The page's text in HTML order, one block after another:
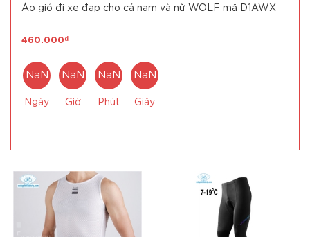
Áo gió đi xe đạp cho cả nam và nữ WOLF mã D1AWX
460.000₫
NaN
Ngày
NaN
Giờ
NaN
Phút
NaN
Giây